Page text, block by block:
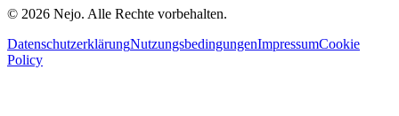
© 2026 Nejo. Alle Rechte vorbehalten.
DatenschutzerklärungNutzungsbedingungenImpressumCookie
Policy